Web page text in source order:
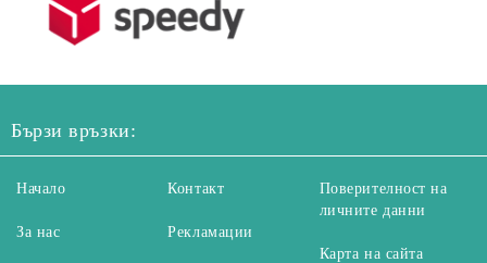
Бързи връзки:
Начало
За нас
Контакт
Рекламации
Поверителност на
личните данни
Карта на сайта